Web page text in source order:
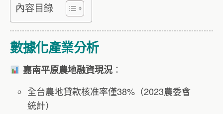
內容目錄
數據化產業分析
嘉南平原農地融資現況：
全台農地貸款核准率僅38%（2023農委會
統計）